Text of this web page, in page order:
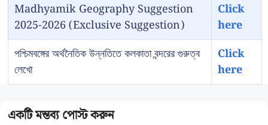
Madhyamik Geography Suggestion
2025-2026 (Exclusive Suggestion)
Click
here
পশ্চিমবঙ্গের অর্থনৈতিক উন্নতিতে কলকাতা বন্দরের গুরুত্ব
লেখো
Click
here